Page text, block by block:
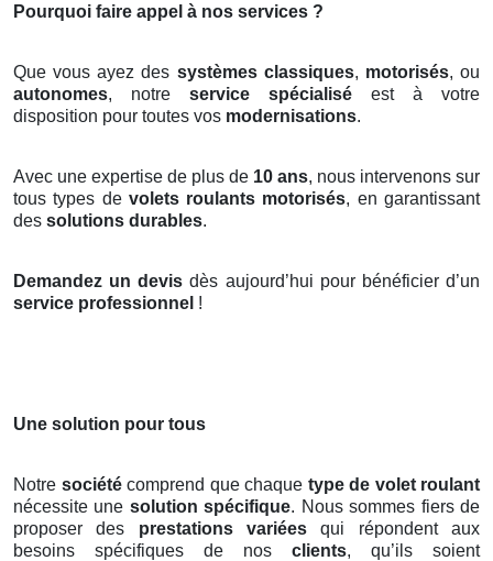
Pourquoi faire appel à nos services ?
Que vous ayez des systèmes classiques, motorisés, ou
autonomes, notre service spécialisé est à votre
disposition pour toutes vos modernisations.
Avec une expertise de plus de 10 ans, nous intervenons sur
tous types de volets roulants motorisés, en garantissant
des solutions durables.
Demandez un devis dès aujourd’hui pour bénéficier d’un
service professionnel !
Une solution pour tous
Notre sociétécomprend que chaque type de volet roulant
nécessite une solution spécifique. Nous sommes fiers de
proposer des prestations variées qui répondent aux
besoins spécifiques de nos clients, qu’ils soient